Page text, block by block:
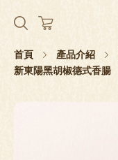
首頁 產品介紹
新東陽黑胡椒德式香腸